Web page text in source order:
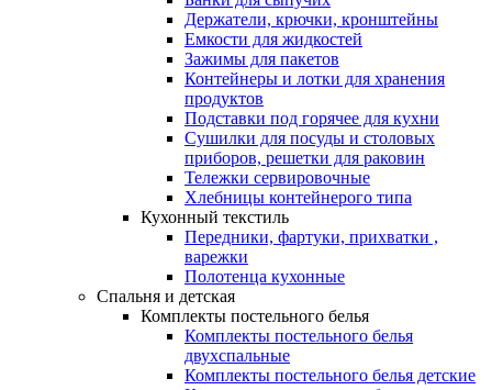
Держатели, крючки, кронштейны
Емкости для жидкостей
Зажимы для пакетов
Контейнеры и лотки для хранения
продуктов
Подставки под горячее для кухни
Сушилки для посуды и столовых
приборов, решетки для раковин
Тележки сервировочные
Хлебницы контейнерого типа
Кухонный текстиль
Передники, фартуки, прихватки ,
варежки
Полотенца кухонные
Спальня и детская
Комплекты постельного белья
Комплекты постельного белья
двухспальные
Комплекты постельного белья детские